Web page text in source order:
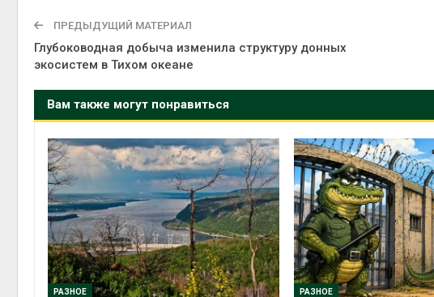
ПРЕДЫДУЩИЙ МАТЕРИАЛ
Глубоководная добыча изменила структуру донных
экосистем в Тихом океане
Вам также могут понравиться
РАЗНОЕ РАЗНОЕ